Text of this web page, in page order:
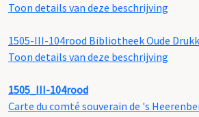
Toon details van deze beschrijving
1505-III-104rood Bibliotheek Oude
Toon details van deze beschrijving
1505_III-104rood
Carte du comté souverain de 's